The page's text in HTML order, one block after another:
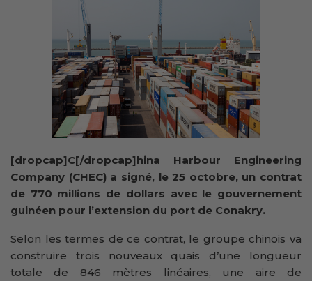
[dropcap]C[/dropcap]hina Harbour Engineering
Company (CHEC) a signé, le 25 octobre, un contrat
de 770 millions de dollars avec le gouvernement
guinéen pour l’extension du port de Conakry.
Selon les termes de ce contrat, le groupe chinois va
construire trois nouveaux quais d’une longueur
totale de 846 mètres linéaires, une aire de